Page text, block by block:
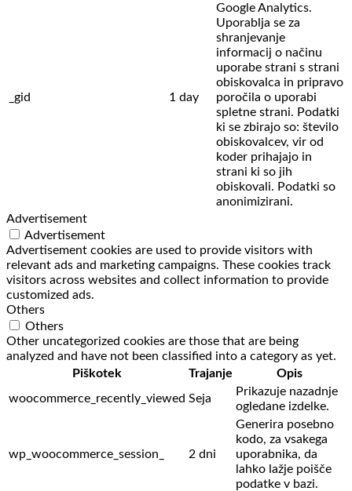
_gid 1 day
Google Analytics.
Uporablja se za
shranjevanje
informacij o načinu
uporabe strani s strani
obiskovalca in pripravo
poročila o uporabi
spletne strani. Podatki
ki se zbirajo so: število
obiskovalcev, vir od
koder prihajajo in
strani ki so jih
obiskovali. Podatki so
anonimizirani.
Advertisement
Advertisement
Advertisement cookies are used to provide visitors with
relevant ads and marketing campaigns. These cookies track
visitors across websites and collect information to provide
customized ads.
Others
Others
Other uncategorized cookies are those that are being
analyzed and have not been classified into a category as yet.
Piškotek
Trajanje
Opis
woocommerce_recently_viewed Seja
Prikazuje nazadnje
ogledane izdelke.
wp_woocommerce_session_ 2 dni
Generira posebno
kodo, za vsakega
uporabnika, da
lahko lažje poišče
podatke v bazi.